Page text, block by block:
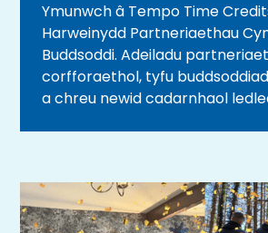
Ymunwch â Tempo Time
Harweinydd Partneriaethau
Buddsoddi. Adeiladu
corfforaethol, tyfu
a chreu newid cadarnhaol